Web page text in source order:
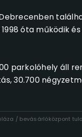
óta működik
parkolóhely áll
30.700
/ bevásárlóközpont